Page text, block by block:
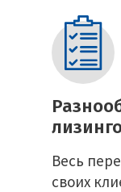
Весь
своих